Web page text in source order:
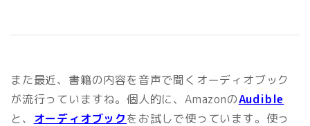
また最近、書籍の内容を音声で聞くオーディオブック
が流行っていますね。個人的に、AmazonのAudible
と、 オーディオブックをお試しで使っています。使っ